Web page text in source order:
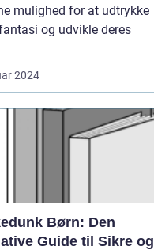
mulighed for at udtrykke
og udvikle deres
2024
Børn: Den
Guide til Sikre og